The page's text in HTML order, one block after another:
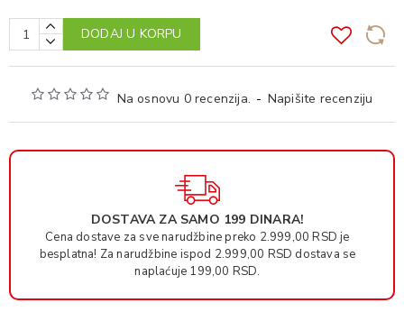
Na osnovu 0 recenzija. - Napišite recenziju
DODAJ U KORPU
DOSTAVA ZA SAMO 199 DINARA!
Cena dostave za sve narudžbine preko 2.999,00 RSD je
besplatna! Za narudžbine ispod 2.999,00 RSD dostava se
naplaćuje 199,00 RSD.